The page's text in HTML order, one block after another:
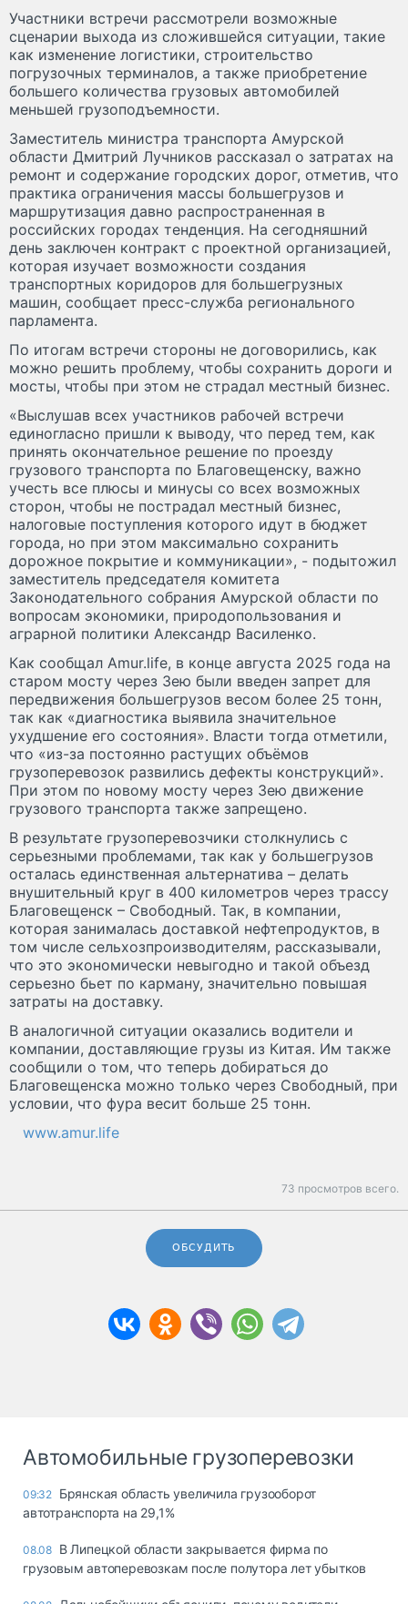
Участники встречи рассмотрели возможные
сценарии выхода из сложившейся ситуации, такие
как изменение логистики, строительство
погрузочных терминалов, а также приобретение
большего количества грузовых автомобилей
меньшей грузоподъемности.
Заместитель министра транспорта Амурской
области Дмитрий Лучников рассказал о затратах на
ремонт и содержание городских дорог, отметив, что
практика ограничения массы большегрузов и
маршрутизация давно распространенная в
российских городах тенденция. На сегодняшний
день заключен контракт с проектной организацией,
которая изучает возможности создания
транспортных коридоров для большегрузных
машин, сообщает пресс-служба регионального
парламента.
По итогам встречи стороны не договорились, как
можно решить проблему, чтобы сохранить дороги и
мосты, чтобы при этом не страдал местный бизнес.
«Выслушав всех участников рабочей встречи
единогласно пришли к выводу, что перед тем, как
принять окончательное решение по проезду
грузового транспорта по Благовещенску, важно
учесть все плюсы и минусы со всех возможных
сторон, чтобы не пострадал местный бизнес,
налоговые поступления которого идут в бюджет
города, но при этом максимально сохранить
дорожное покрытие и коммуникации», - подытожил
заместитель председателя комитета
Законодательного собрания Амурской области по
вопросам экономики, природопользования и
аграрной политики Александр Василенко.
Как сообщал Amur.life, в конце августа 2025 года на
старом мосту через Зею были введен запрет для
передвижения большегрузов весом более 25 тонн,
так как «диагностика выявила значительное
ухудшение его состояния». Власти тогда отметили,
что «из-за постоянно растущих объёмов
грузоперевозок развились дефекты конструкций».
При этом по новому мосту через Зею движение
грузового транспорта также запрещено.
В результате грузоперевозчики столкнулись с
серьезными проблемами, так как у большегрузов
осталась единственная альтернатива – делать
внушительный круг в 400 километров через трассу
Благовещенск – Свободный. Так, в компании,
которая занималась доставкой нефтепродуктов, в
том числе сельхозпроизводителям, рассказывали,
что это экономически невыгодно и такой объезд
серьезно бьет по карману, значительно повышая
затраты на доставку.
В аналогичной ситуации оказались водители и
компании, доставляющие грузы из Китая. Им также
сообщили о том, что теперь добираться до
Благовещенска можно только через Свободный, при
условии, что фура весит больше 25 тонн.
www.amur.life
73 просмотров всего.
ОБСУДИТЬ
Автомобильные грузоперевозки
09:32 Брянская область увеличила грузооборот
автотранспорта на 29,1%
08.08 В Липецкой области закрывается фирма по
грузовым автоперевозкам после полутора лет убытков